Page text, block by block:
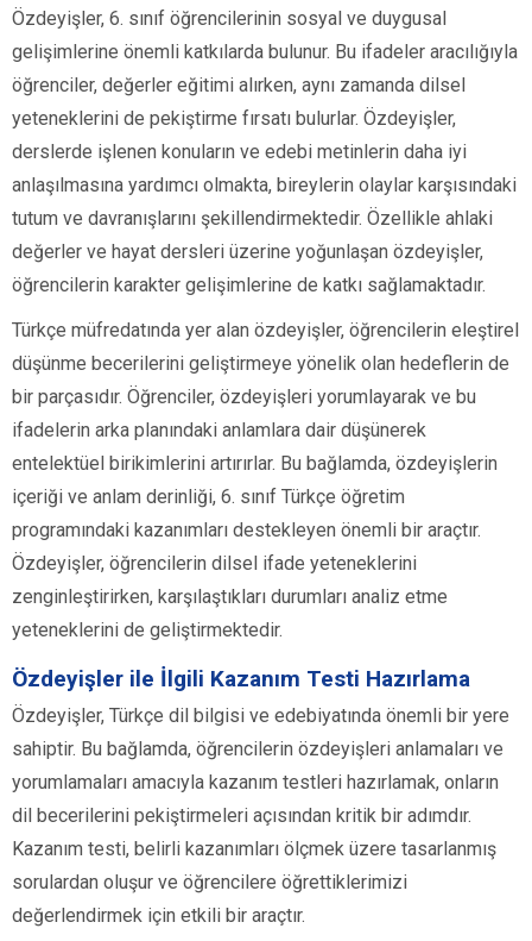
Özdeyişler, 6. sınıf öğrencilerinin sosyal ve duygusal
gelişimlerine önemli katkılarda bulunur. Bu ifadeler aracılığıyla
öğrenciler, değerler eğitimi alırken, aynı zamanda dilsel
yeteneklerini de pekiştirme fırsatı bulurlar. Özdeyişler,
derslerde işlenen konuların ve edebi metinlerin daha iyi
anlaşılmasına yardımcı olmakta, bireylerin olaylar karşısındaki
tutum ve davranışlarını şekillendirmektedir. Özellikle ahlaki
değerler ve hayat dersleri üzerine yoğunlaşan özdeyişler,
öğrencilerin karakter gelişimlerine de katkı sağlamaktadır.
Türkçe müfredatında yer alan özdeyişler, öğrencilerin eleştirel
düşünme becerilerini geliştirmeye yönelik olan hedeflerin de
bir parçasıdır. Öğrenciler, özdeyişleri yorumlayarak ve bu
ifadelerin arka planındaki anlamlara dair düşünerek
entelektüel birikimlerini artırırlar. Bu bağlamda, özdeyişlerin
içeriği ve anlam derinliği, 6. sınıf Türkçe öğretim
programındaki kazanımları destekleyen önemli bir araçtır.
Özdeyişler, öğrencilerin dilsel ifade yeteneklerini
zenginleştirirken, karşılaştıkları durumları analiz etme
yeteneklerini de geliştirmektedir.
Özdeyişler ile İlgili Kazanım Testi Hazırlama
Özdeyişler, Türkçe dil bilgisi ve edebiyatında önemli bir yere
sahiptir. Bu bağlamda, öğrencilerin özdeyişleri anlamaları ve
yorumlamaları amacıyla kazanım testleri hazırlamak, onların
dil becerilerini pekiştirmeleri açısından kritik bir adımdır.
Kazanım testi, belirli kazanımları ölçmek üzere tasarlanmış
sorulardan oluşur ve öğrencilere öğrettiklerimizi
değerlendirmek için etkili bir araçtır.